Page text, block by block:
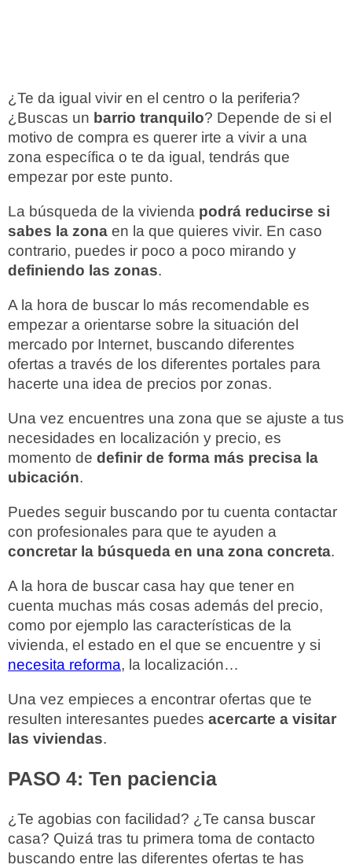
¿Te da igual vivir en el centro o la periferia?
¿Buscas un barrio tranquilo? Depende de si el
motivo de compra es querer irte a vivir a una
zona específica o te da igual, tendrás que
empezar por este punto.
La búsqueda de la vivienda podrá reducirse si
sabes la zona en la que quieres vivir. En caso
contrario, puedes ir poco a poco mirando y
definiendo las zonas.
A la hora de buscar lo más recomendable es
empezar a orientarse sobre la situación del
mercado por Internet, buscando diferentes
ofertas a través de los diferentes portales para
hacerte una idea de precios por zonas.
Una vez encuentres una zona que se ajuste a tus
necesidades en localización y precio, es
momento de definir de forma más precisa la
ubicación.
Puedes seguir buscando por tu cuenta contactar
con profesionales para que te ayuden a
concretar la búsqueda en una zona concreta.
A la hora de buscar casa hay que tener en
cuenta muchas más cosas además del precio,
como por ejemplo las características de la
vivienda, el estado en el que se encuentre y si
necesita reforma, la localización…
Una vez empieces a encontrar ofertas que te
resulten interesantes puedes acercarte a visitar
las viviendas.
PASO 4: Ten paciencia
¿Te agobias con facilidad? ¿Te cansa buscar
casa? Quizá tras tu primera toma de contacto
buscando entre las diferentes ofertas te has